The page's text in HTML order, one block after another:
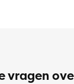
vragen